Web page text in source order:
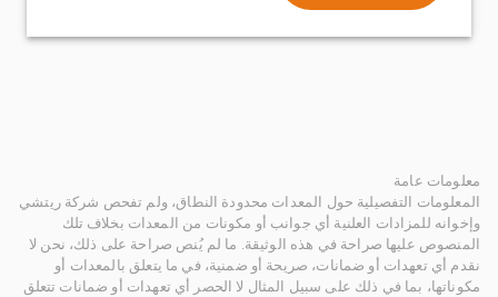
معلومات عامة
المعلومات التفصيلية حول المعدات محدودة النطاق، ولم تفحص شركة ريتشي
وإخوانه للمزادات العلنية أي جوانب أو مكونات من المعدات بخلاف تلك
المنصوص عليها صراحة في هذه الوثيقة. ما لم يُنص صراحة على ذلك، نحن لا
نقدم أي تعهدات أو ضمانات، صريحة أو ضمنية، في ما يتعلق بالمعدات أو
مكوناتها، بما في ذلك على سبيل المثال لا الحصر أي تعهدات أو ضمانات تتعلق